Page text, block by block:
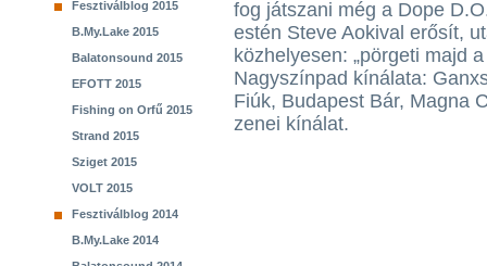
Fesztiválblog 2015
B.My.Lake 2015
Balatonsound 2015
EFOTT 2015
Fishing on Orfű 2015
Strand 2015
Sziget 2015
VOLT 2015
Fesztiválblog 2014
B.My.Lake 2014
fog játszani még a Dope
estén Steve Aokival erősít,
közhelyesen: „pörgeti majd
Nagyszínpad kínálata:
Fiúk, Budapest Bár, Magna
zenei kínálat.